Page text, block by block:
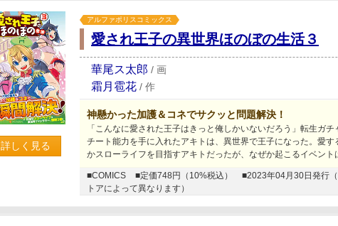
詳しく見る
アルファポリスコミックス
愛され王子の異世界ほのぼの生活３
華尾ス太郎 / 画
霜月雹花 / 作
神懸かった加護＆コネでサクッと問題解決！
「こんなに愛された王子はきっと俺しかいないだろう」転生ガ
チート能力を手に入れたアキトは、異世界で王子になった。愛
かスローライフを目指すアキトだったが、なぜか起こるイベン
■COMICS ■定価748円（10%税込）
■2023年04月30日発行
トアによって異なります）